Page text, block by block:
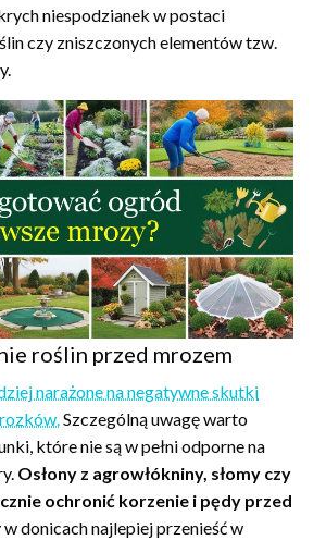
niespodzianek w postaci
czy zniszczonych elementów tzw.
roślin przed mrozem
narażone na negatywne skutki
Szczególną uwagę warto
które nie są w pełni odporne na
Osłony z agrowłókniny, słomy czy
ochronić korzenie i pędy przed
w donicach najlepiej przenieść w